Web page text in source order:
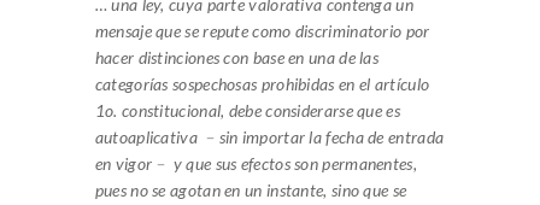
… una ley, cuya parte valorativa contenga un
mensaje que se repute como discriminatorio por
hacer distinciones con base en una de las
categorías sospechosas prohibidas en el artículo
1o. constitucional, debe considerarse que es
autoaplicativa ﹣sin importar la fecha de entrada
en vigor﹣ y que sus efectos son permanentes,
pues no se agotan en un instante, sino que se